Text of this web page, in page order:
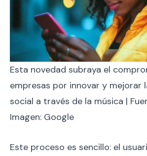
Esta novedad subraya el
empresas por innovar y mejorar
social a través de la música |
Imagen: Google
Este proceso es sencillo: el